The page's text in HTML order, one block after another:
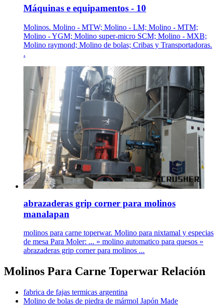
Máquinas e equipamentos - 10
Molinos. Molino - MTW; Molino - LM; Molino - MTM;
Molino - YGM; Molino super-micro SCM; Molino - MXB;
Molino raymond; Molino de bolas; Cribas y Transportadoras.
.
abrazaderas grip corner para molinos
manalapan
molinos para carne toperwar. Molino para nixtamal y especias
de mesa Para Moler: ... » molino automatico para quesos »
abrazaderas grip corner para molinos ...
Molinos Para Carne Toperwar Relación
fabrica de fajas termicas argentina
Molino de bolas de piedra de mármol Japón Made